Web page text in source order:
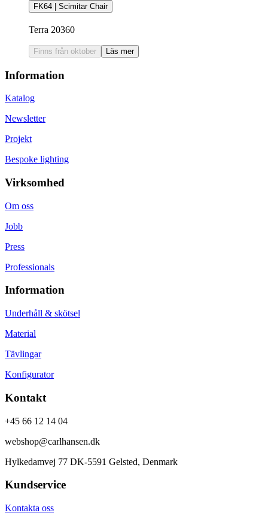
FK64 | Scimitar Chair
Terra 20360
Finns från oktober Läs mer
Information
Katalog
Newsletter
Projekt
Bespoke lighting
Virksomhed
Om oss
Jobb
Press
Professionals
Information
Underhåll & skötsel
Material
Tävlingar
Konfigurator
Kontakt
+45 66 12 14 04
webshop@carlhansen.dk
Hylkedamvej 77 DK-5591 Gelsted, Denmark
Kundservice
Kontakta oss